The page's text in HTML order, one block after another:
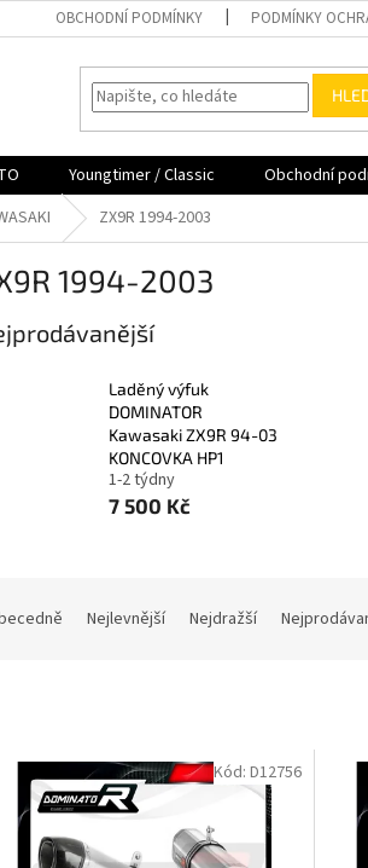
OBCHODNÍ PODMÍNKY PODMÍNKY
Youngtimer / Classic Obchodní
ZX9R 1994-2003
1994-2003
Laděný výfuk
DOMINATOR
Kawasaki ZX9R 94-03
KONCOVKA HP1
1-2 týdny
7 500 Kč
Nejlevnější Nejdražší
Kód: D12756